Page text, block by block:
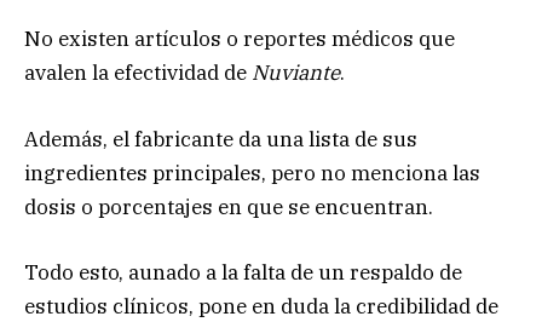
No existen artículos o reportes médicos que
avalen la efectividad de Nuviante.
Además, el fabricante da una lista de sus
ingredientes principales, pero no menciona las
dosis o porcentajes en que se encuentran.
Todo esto, aunado a la falta de un respaldo de
estudios clínicos, pone en duda la credibilidad de